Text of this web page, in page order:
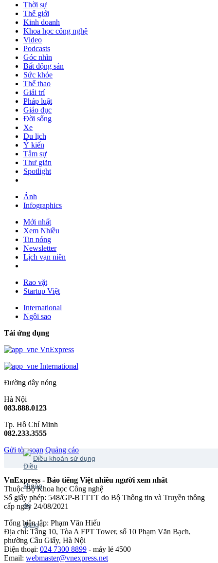
Thời sự
Thế giới
Kinh doanh
Khoa học công nghệ
Video
Podcasts
Góc nhìn
Bất động sản
Sức khỏe
Thể thao
Giải trí
Pháp luật
Giáo dục
Đời sống
Xe
Du lịch
Ý kiến
Tâm sự
Thư giãn
Spotlight
Ảnh
Infographics
Mới nhất
Xem Nhiều
Tin nóng
Newsletter
Lịch vạn niên
Rao vặt
Startup Việt
International
Ngôi sao
Tải ứng dụng
VnExpress
International
Đường dây nóng
Hà Nội
083.888.0123
Tp. Hồ Chí Minh
082.233.3555
Gửi tòa soạn Quảng cáo
Điều khoản sử dụng
VnExpress - Báo tiếng Việt nhiều người xem nhất
Thuộc Bộ Khoa học Công nghệ
Số giấy phép: 548/GP-BTTTT do Bộ Thông tin và Truyền thông
cấp ngày 24/08/2021
Tổng biên tập: Phạm Văn Hiếu
Địa chỉ: Tầng 10, Tòa A FPT Tower, số 10 Phạm Văn Bạch,
phường Cầu Giấy, Hà Nội
Điện thoại: 024 7300 8899 - máy lẻ 4500
Email: webmaster@vnexpress.net